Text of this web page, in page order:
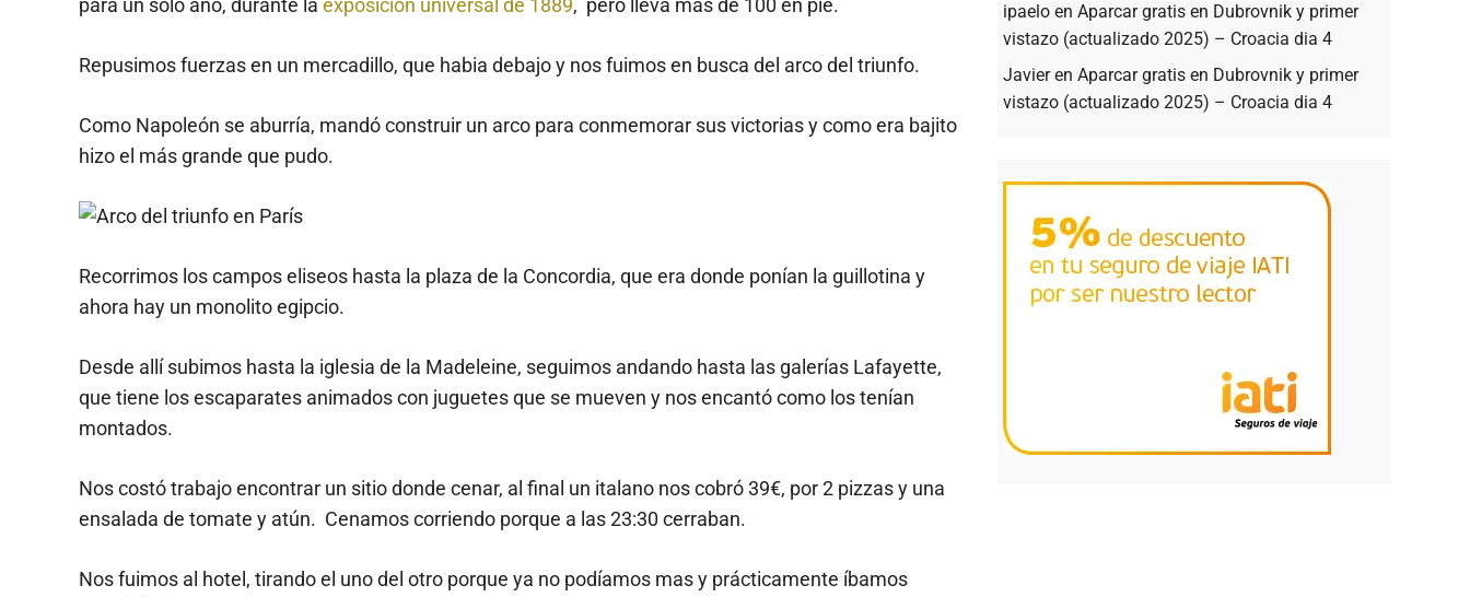
para un solo año, durante la exposición universal de 1889, pero lleva mas de 100 en pie.
Repusimos fuerzas en un mercadillo, que habia debajo y nos fuimos en busca del arco del triunfo.
Como Napoleón se aburría, mandó construir un arco para conmemorar sus victorias y como era bajito
hizo el más grande que pudo.
Recorrimos los campos eliseos hasta la plaza de la Concordia, que era donde ponían la guillotina y
ahora hay un monolito egipcio.
Desde allí subimos hasta la iglesia de la Madeleine, seguimos andando hasta las galerías Lafayette,
que tiene los escaparates animados con juguetes que se mueven y nos encantó como los tenían
montados.
Nos costó trabajo encontrar un sitio donde cenar, al final un italano nos cobró 39€, por 2 pizzas y una
ensalada de tomate y atún. Cenamos corriendo porque a las 23:30 cerraban.
Nos fuimos al hotel, tirando el uno del otro porque ya no podíamos mas y prácticamente íbamos
ipaelo en Aparcar gratis en Dubrovnik y primer
vistazo (actualizado 2025) – Croacia dia 4
Javieren Aparcar gratis en Dubrovnik y primer
vistazo (actualizado 2025) – Croacia dia 4